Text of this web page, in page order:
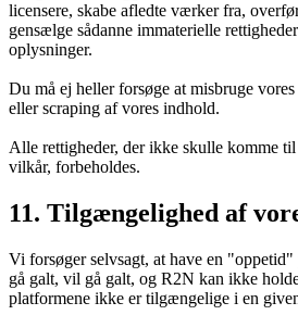
licensere, skabe afledte værker fra,
gensælge sådanne immaterielle
oplysninger.
Du må ej heller forsøge at misbruge
eller scraping af vores indhold.
Alle rettigheder, der ikke skulle komme
vilkår, forbeholdes.
11. Tilgængelighed af
Vi forsøger selvsagt, at have en
gå galt, vil gå galt, og R2N kan ikke
platformene ikke er tilgængelige i en